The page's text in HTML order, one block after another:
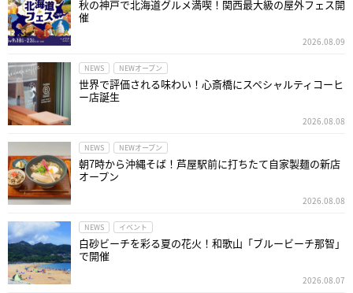
秋の神戸で北海道グルメ満喫！関西最大級の屋外フェス開
催
2026.08.09
NEWS NEWオープン
世界で評価される味わい！心斎橋にスペシャルティコーヒ
ー店誕生
2026.08.08
NEWS NEWオープン
朝7時から沖縄そば！芦屋駅前に打ちたて自家製麺の新店
オープン
2026.08.08
NEWS イベント
白砂ビーチを彩る夏の花火！和歌山「ブルービーチ那智」
で開催
2026.08.07